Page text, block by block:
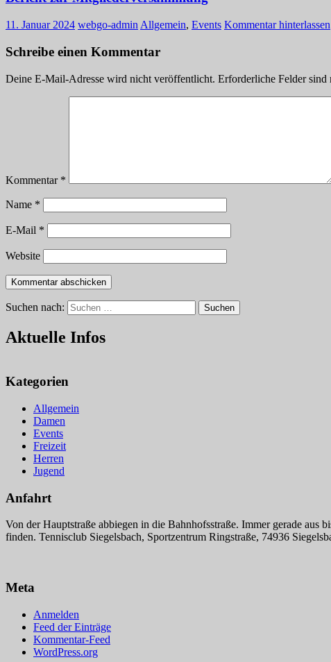
11. Januar 2024 webgo-admin Allgemein, Events Kommentar hinterlassen
Schreibe einen Kommentar
Deine E-Mail-Adresse wird nicht veröffentlicht. Erforderliche Felder sind
Kommentar *
Name *
E-Mail *
Website
Suchen nach: Suchen
Aktuelle Infos
Kategorien
Allgemein
Damen
Events
Freizeit
Herren
Jugend
Anfahrt
Von der Hauptstraße abbiegen in die Bahnhofsstraße. Immer gerade
finden. Tennisclub Siegelsbach, Sportzentrum Ringstraße, 74936
Meta
Anmelden
Feed der Einträge
Kommentar-Feed
WordPress.org